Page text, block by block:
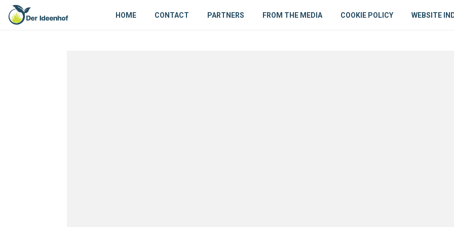
HOME CONTACT PARTNERS FROM THE MEDIA COOKIE POLICY WEBSITE